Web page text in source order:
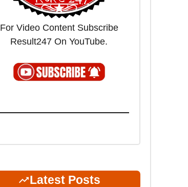
For Video Content Subscribe
Result247 On YouTube.
Latest Posts